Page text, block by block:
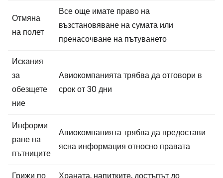
Отмяна
на полет
Все още имате право на
възстановяване на сумата или
пренасочване на пътуването
Искания
за
обезщете
ние
Авиокомпанията трябва да отговори в
срок от 30 дни
Информи
ране на
пътниците
Авиокомпанията трябва да предостави
ясна информация относно правата